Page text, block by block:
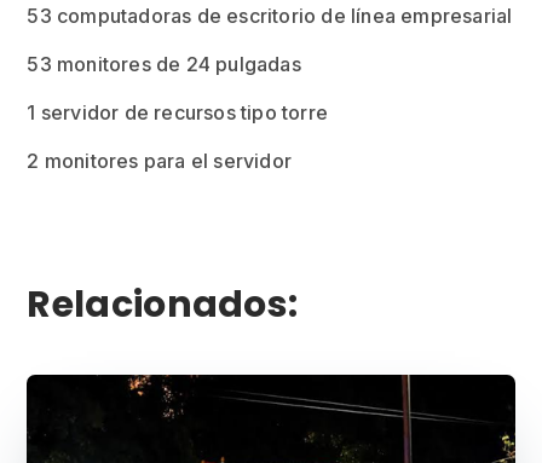
53 computadoras de escritorio de línea empresarial
53 monitores de 24 pulgadas
1 servidor de recursos tipo torre
2 monitores para el servidor
Relacionados: